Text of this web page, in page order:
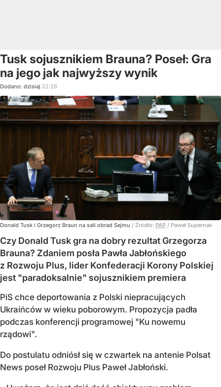
Tusk sojusznikiem Brauna? Poseł: Gra
na jego jak najwyższy wynik
Dodano: dzisiaj 22:26
Donald Tusk i Grzegorz Braun na sali obrad Sejmu / Źródło: PAP / Paweł Supernak
Czy Donald Tusk gra na dobry rezultat Grzegorza
Brauna? Zdaniem posła Pawła Jabłońskiego
z Rozwoju Plus, lider Konfederacji Korony Polskiej
jest "paradoksalnie" sojusznikiem premiera
PiS chce deportowania z Polski niepracujących
Ukraińców w wieku poborowym. Propozycja padła
podczas konferencji programowej "Ku nowemu
rządowi".
Do postulatu odniósł się w czwartek na antenie Polsat
News poseł Rozwoju Plus Paweł Jabłoński.